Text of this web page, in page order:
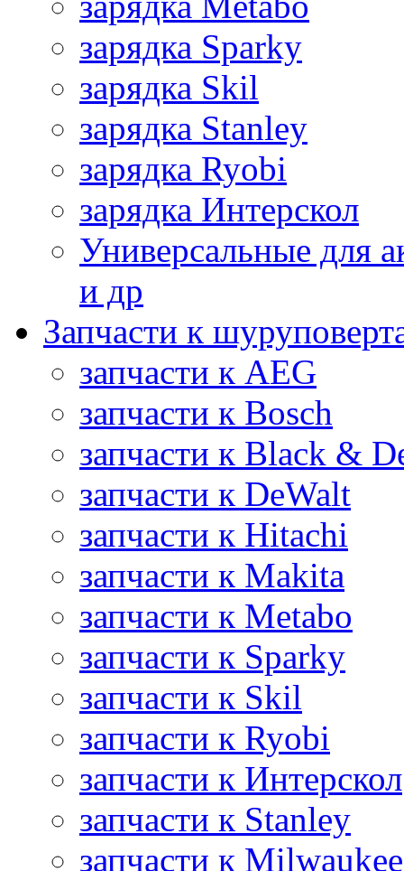
зарядка Sparky
зарядка Skil
зарядка Stanley
зарядка Ryobi
зарядка Интерскол
Универсальные для
и др
Запчасти к
запчасти к AEG
запчасти к Bosch
запчасти к Black &
запчасти к DeWalt
запчасти к Hitachi
запчасти к Makita
запчасти к Metabo
запчасти к Sparky
запчасти к Skil
запчасти к Ryobi
запчасти к Интерскол
запчасти к Stanley
запчасти к Milwaukee